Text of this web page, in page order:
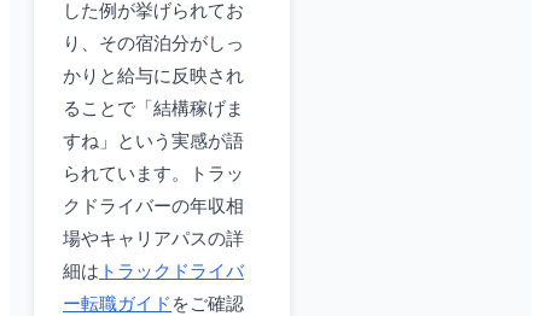
した例が挙げられてお
り、その宿泊分がしっ
かりと給与に反映され
ることで「結構稼げま
すね」という実感が語
られています。トラッ
クドライバーの年収相
場やキャリアパスの詳
細は トラックドライバ
ー転職ガイド をご確認